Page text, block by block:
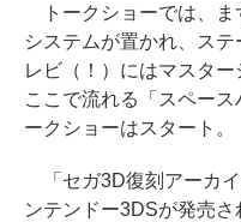
トークショーでは、ま
システムが置かれ、ス
レビ（！）にはマスター
ここで流れる「スペー
ークショーはスタート。
「セガ3D復刻アーカ
ンテンドー3DSが発売